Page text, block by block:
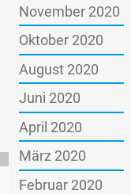
November 2020
Oktober 2020
August 2020
Juni 2020
April 2020
März 2020
Februar 2020